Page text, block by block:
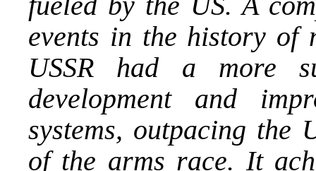
events in the history of
USSR had a more
development and
systems, outpacing the
of the arms race. It